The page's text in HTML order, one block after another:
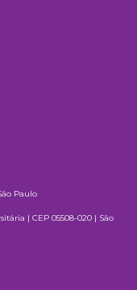
Paulo
| CEP 05508-020 | São